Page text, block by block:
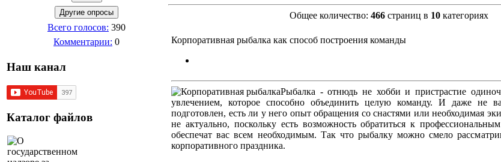
Всего голосов: 390
Комментарии: 0
Наш канал
Каталог файлов
Общее количество: 466 страниц в 10 категориях
Корпоративная рыбалка как способ построения команды
Рыбалка - отнюдь не хобби и пристрастие
увлечением, которое способно объединить целую команду. И даже не
подготовлен, есть ли у него опыт обращения со снастями или необходимая
не актуально, поскольку есть возможность обратиться к
обеспечат вас всем необходимым. Так что рыбалку можно смело
корпоративного праздника.